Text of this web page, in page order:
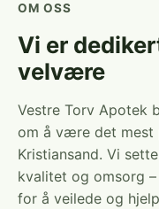
OM OSS
Vi er
velvære
Vestre Torv Apotek
om å være det mest
Kristiansand. Vi
kvalitet og omsorg
for å veilede og